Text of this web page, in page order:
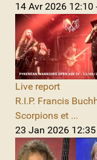
14 Avr 2026 12:10
Live report
R.I.P. Francis
Scorpions et ...
23 Jan 2026